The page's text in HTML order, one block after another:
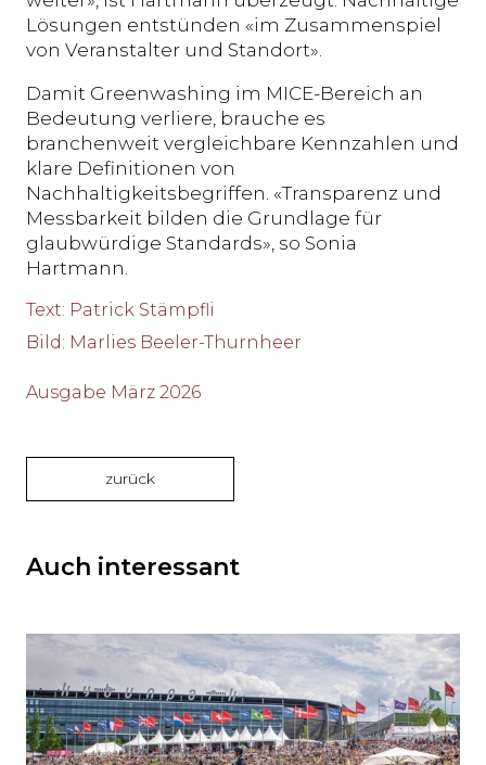
Lösungen entstünden «im Zusammenspiel
von Veranstalter und Standort».
Damit Greenwashing im MICE-Bereich an
Bedeutung verliere, brauche es
branchenweit vergleichbare Kennzahlen und
klare Definitionen von
Nachhaltigkeitsbegriffen. «Transparenz und
Messbarkeit bilden die Grundlage für
glaubwürdige Standards», so Sonia
Hartmann.
Text: Patrick Stämpfli
Bild: Marlies Beeler-Thurnheer
Ausgabe März 2026
zurück
Auch interessant